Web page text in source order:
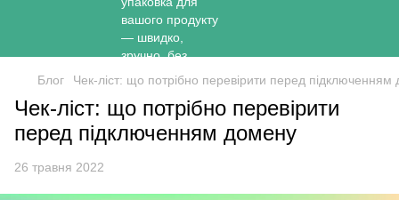
Блог Чек-ліст: що потрібно перевірити перед підключенням
Чек-ліст: що потрібно перевірити
перед підключенням домену
26 травня 2022